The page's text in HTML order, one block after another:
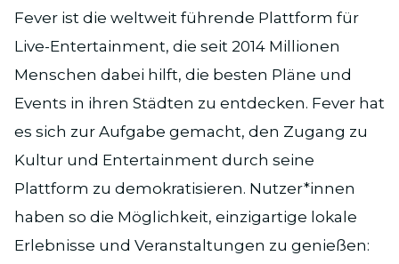
Fever ist die weltweit führende Plattform für
Live-Entertainment, die seit 2014 Millionen
Menschen dabei hilft, die besten Pläne und
Events in ihren Städten zu entdecken. Fever hat
es sich zur Aufgabe gemacht, den Zugang zu
Kultur und Entertainment durch seine
Plattform zu demokratisieren. Nutzer*innen
haben so die Möglichkeit, einzigartige lokale
Erlebnisse und Veranstaltungen zu genießen: